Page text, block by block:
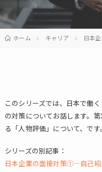
ホーム キャリア 日本
このシリーズでは、日本で働
の対策についてお話します。
る「人物評価」について、です
シリーズの別記事：
日本企業の面接対策①―自己紹